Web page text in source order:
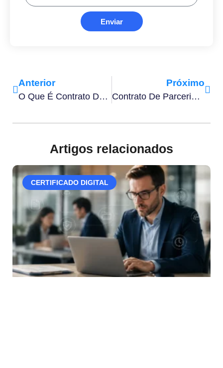
Enviar
Anterior
O Que É Contrato De Comodato E Como Funciona?
Próximo
Contrato De Parceria Empresarial: O Que É, Tipos E Como Elaborar
Artigos relacionados
CERTIFICADO DIGITAL